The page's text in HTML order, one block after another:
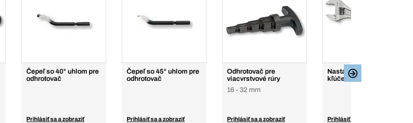
Čepeľ so 40° uhlom pre
odhrotovač
Prihlásiť sa a zobraziť
Čepeľ so 45° uhlom pre
odhrotovač
Prihlásiť sa a zobraziť
Odhrotovač pre
viacvrstvové rúry
16 - 32 mm
Prihlásiť sa a zobraziť
Nastaviteľné vidlicové
kľúče Standard
Prihlásiť sa a zobraziť